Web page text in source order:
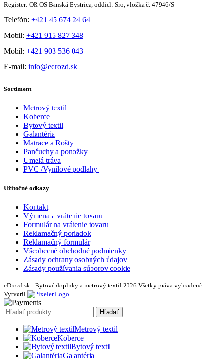
Register: OR OS Banská Bystrica, oddiel: Sro, vložka č. 47946/S
Telefón: +421 45 674 24 64
Mobil: +421 915 827 348
Mobil: +421 903 536 043
E-mail: info@edrozd.sk
Sortiment
Metrový textil
Koberce
Bytový textil
Galantéria
Matrace a Rošty
Pančuchy a ponožky
Umelá tráva
PVC /Vynilové podlahy
Užitočné odkazy
Kontakt
Výmena a vrátenie tovaru
Formulár na vrátenie tovaru
Reklamačný poriadok
Reklamačný formulár
Všeobecné obchodné podmienky
Zásady ochrany osobných údajov
Zásady používania súborov cookie
eDrozd.sk - Bytové doplnky a metrový textil 2026 Všetky práva vyhradené
Vytvoril
Hľadať
Metrový textil
Koberce
Bytový textil
Galantéria